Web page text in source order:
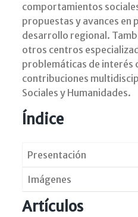
comportamientos
propuestas y avances en
desarrollo regional.
otros centros
problemáticas de
contribuciones
Sociales y Humanidades.
Índice
Presentación
Imágenes
Artículos